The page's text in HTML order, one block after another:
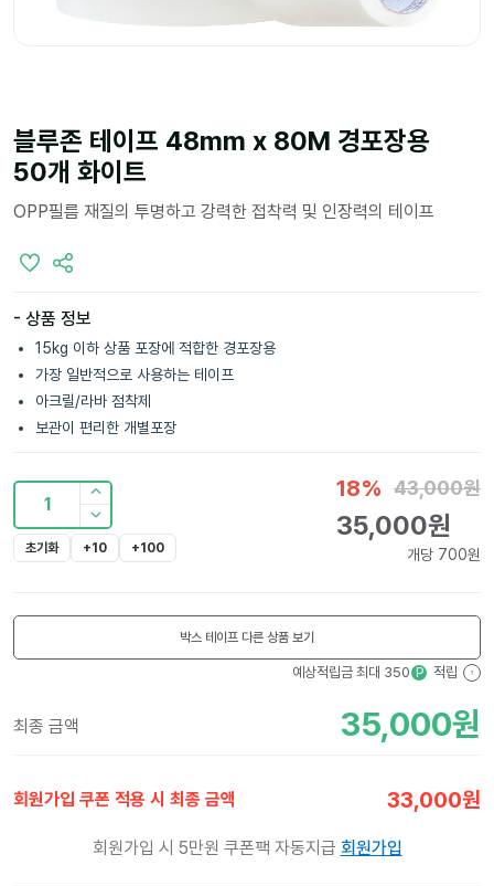
블루존 테이프 48mm x 80M 경포장용
50개 화이트
OPP필름 재질의 투명하고 강력한 접착력 및 인장력의 테이프
- 상품 정보
15kg 이하 상품 포장에 적합한 경포장용
가장 일반적으로 사용하는 테이프
아크릴/라바 점착제
보관이 편리한 개별포장
1
초기화 +10 +100
18% 43,000원
35,000원
개당 700원
박스 테이프 다른 상품 보기
예상적립금 최대 350 P 적립 ?
최종 금액 35,000원
회원가입 쿠폰 적용 시 최종 금액 33,000원
회원가입 시 5만원 쿠폰팩 자동지급 회원가입